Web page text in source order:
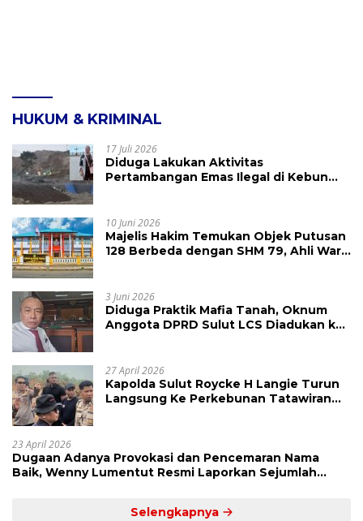
HUKUM & KRIMINAL
17 Juli 2026
Diduga Lakukan Aktivitas
Pertambangan Emas Ilegal di Kebun
10 Juni 2026
Majelis Hakim Temukan Objek Putusan
128 Berbeda dengan SHM 79, Ahli Waris
3 Juni 2026
Diduga Praktik Mafia Tanah, Oknum
Anggota DPRD Sulut LCS Diadukan ke
27 April 2026
Kapolda Sulut Roycke H Langie Turun
Langsung Ke Perkebunan Tatawiran
23 April 2026
Dugaan Adanya Provokasi dan Pencemaran Nama
Baik, Wenny Lumentut Resmi Laporkan Sejumlah
Selengkapnya